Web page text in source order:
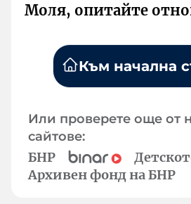
Моля, опитайте
Към начална
Или проверете още от
сайтове:
БНР
Архивен фонд на БНР